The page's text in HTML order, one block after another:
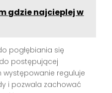
gdzie najcieplej w
pogłębiania się
postępującej
reguluje
i pozwala zachować